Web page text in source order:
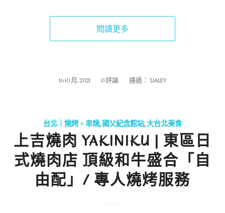
閱讀更多
16 10 月, 2021
/ 0 評論 通過： DAISY
台北｜燒烤、串燒, 國父紀念館站,大台北美食
上吉燒肉 YAKINIKU | 東區日
式燒肉店 頂級和牛盛合「自
由配」/ 專人燒烤服務